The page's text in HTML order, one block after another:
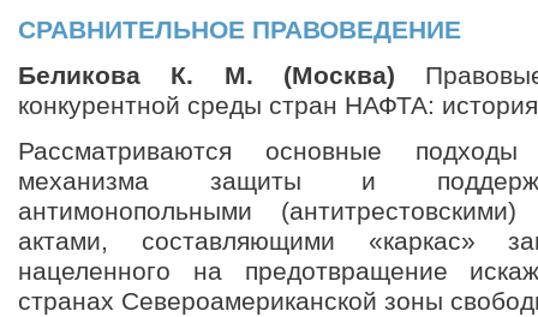
СРАВНИТЕЛЬНОЕ ПРАВОВЕДЕНИЕ
Беликова К. М. (Москва)
конкурентной среды стран НАФТА:
Рассматриваются основные
механизма защиты и
антимонопольными
актами, составляющими «каркас»
нацеленного на предотвращение
странах Североамериканской зоны